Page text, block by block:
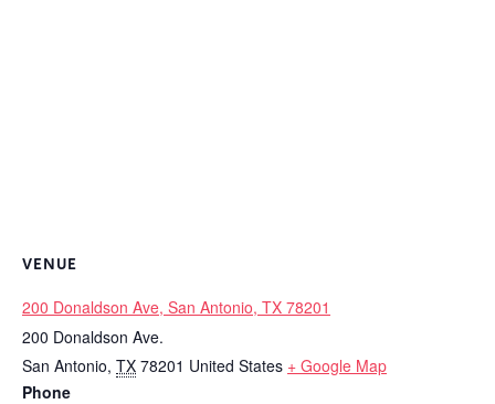
VENUE
200 Donaldson Ave, San Antonio, TX 78201
200 Donaldson Ave.
San Antonio, TX 78201 United States + Google Map
Phone